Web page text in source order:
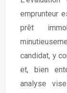
emprunteur
prêt
candidat, y
et, bien
analyse